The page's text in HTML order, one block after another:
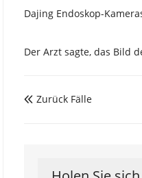
Dajing Endoskop-
Der Arzt sagte, das Bild
 Zurück Fälle